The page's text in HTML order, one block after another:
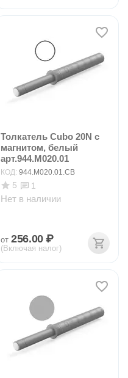
Толкатель Cubo 20N с
магнитом, белый
арт.944.M020.01
КОД: 944.M020.01.CB
5 1
Нет в наличии
от 256.00 ₽
(Включая налог)